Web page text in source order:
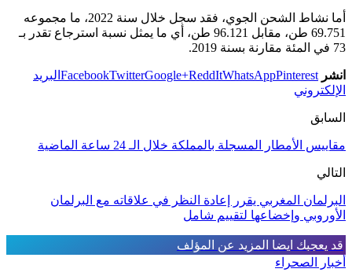
أما نشاط الشحن الجوي، فقد سجل خلال سنة 2022، ما مجموعه
69.751 طن، مقابل 96.121 طن، أي ما يمثل نسبة استرجاع تقدر بـ
73 في المئة مقارنة بسنة 2019.
انشر FacebookTwitterGoogle+ReddItWhatsAppPinterest
البريد
الإلكتروني
السابق
مقاييس الأمطار المسجلة بالمملكة خلال الـ 24 ساعة الماضية
التالي
البرلمان المغربي يقرر إعادة النظر في علاقاته مع البرلمان
الأوروبي وإخضاعها لتقييم شامل
قد يعجبك ايضا المزيد عن المؤلف
أخبار الصحراء